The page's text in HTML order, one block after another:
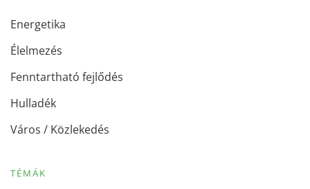
Energetika
Élelmezés
Fenntartható fejlődés
Hulladék
Város / Közlekedés
TÉMÁK